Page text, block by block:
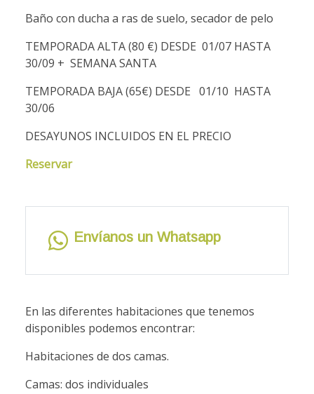
Baño con ducha a ras de suelo, secador de pelo
TEMPORADA ALTA (80 €) DESDE 01/07 HASTA
30/09 + SEMANA SANTA
TEMPORADA BAJA (65€) DESDE 01/10 HASTA
30/06
DESAYUNOS INCLUIDOS EN EL PRECIO
Reservar
Envíanos un Whatsapp
En las diferentes habitaciones que tenemos
disponibles podemos encontrar:
Habitaciones de dos camas.
Camas: dos individuales